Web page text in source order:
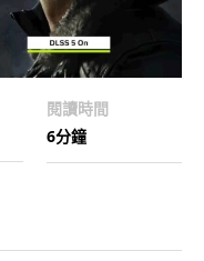
閱讀時間
6分鐘